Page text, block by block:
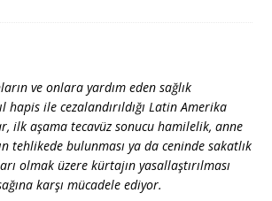
ve onlara yardım eden sağlık
hapis ile cezalandırıldığı Latin Amerika
ilk aşama tecavüz sonucu hamilelik, anne
tehlikede bulunması ya da ceninde sakatlık
olmak üzere kürtajın yasallaştırılması
karşı mücadele ediyor.